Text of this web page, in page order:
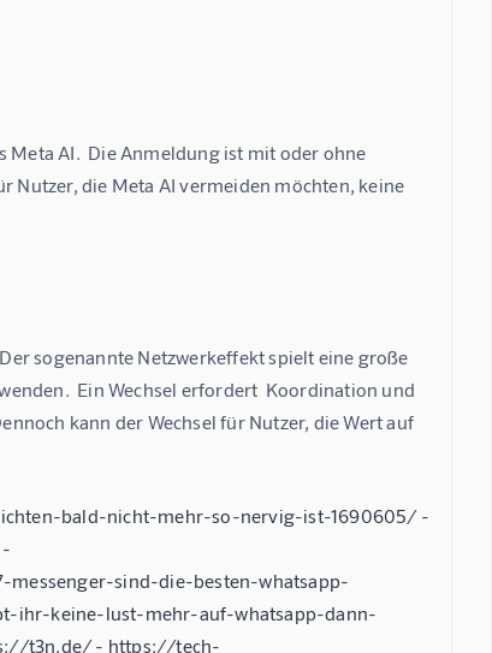
Meta AI.  Die Anmeldung ist mit oder ohne
Nutzer, die Meta AI vermeiden möchten, keine
sogenannte Netzwerkeffekt spielt eine große
Ein Wechsel erfordert  Koordination und
kann der Wechsel für Nutzer, die Wert auf
bald-nicht-mehr-so-nervig-ist-1690605/ -
sind-die-besten-whatsapp-
ihr-keine-lust-mehr-auf-whatsapp-dann-
t3n.de/ - https://tech-